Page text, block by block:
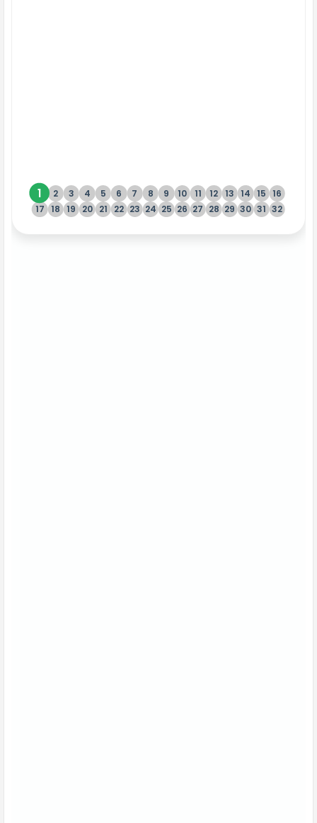
1 2 3 4 5 6 7 8 9 10 11 12 13 14 15
16
17 18 19 20 21 22 23 24 25 26 27 28 29 30 31 32